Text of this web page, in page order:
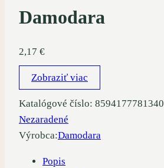
Damodara
2,17 €
Zobraziť viac
Katalógové číslo: 8594177781340
Nezaradené
Výrobca:Damodara
Popis